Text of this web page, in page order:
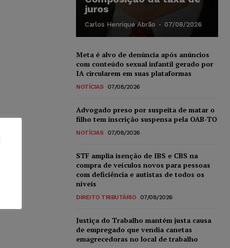
juros
Carlos Henrique Abrão - 07/08/2026
Meta é alvo de denúncia após anúncios
com conteúdo sexual infantil gerado por
IA circularem em suas plataformas
NOTÍCIAS 07/08/2026
Advogado preso por suspeita de matar o
filho tem inscrição suspensa pela OAB-TO
NOTÍCIAS 07/08/2026
STF amplia isenção de IBS e CBS na
compra de veículos novos para pessoas
com deficiência e autistas de todos os
níveis
DIREITO TRIBUTÁRIO 07/08/2026
Justiça do Trabalho mantém justa causa
de empregado que vendia canetas
emagrecedoras no local de trabalho